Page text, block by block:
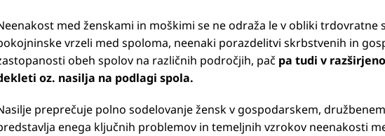
med ženskami in moškimi se ne odraža le v obliki trdovratne
vrzeli med spoloma, neenaki porazdelitvi skrbstvenih in
obeh spolov na različnih področjih, pač pa tudi v
oz. nasilja na podlagi spola.
preprečuje polno sodelovanje žensk v gospodarskem,
enega ključnih problemov in temeljnih vzrokov neenakosti